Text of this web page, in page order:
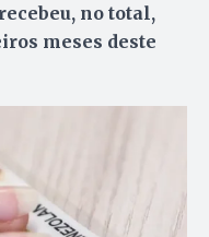
no total,
meses deste